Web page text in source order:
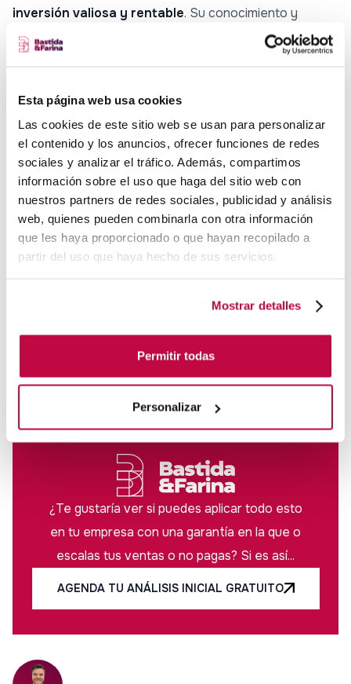
Esta página web usa cookies
Las cookies de este sitio web se usan para personalizar
el contenido y los anuncios, ofrecer funciones de redes
sociales y analizar el tráfico. Además, compartimos
información sobre el uso que haga del sitio web con
nuestros partners de redes sociales, publicidad y análisis
web, quienes pueden combinarla con otra información
que les haya proporcionado o que hayan recopilado a
partir del uso que haya hecho de sus servicios.
Mostrar detalles
Permitir todas
Personalizar
inversión valiosa y rentable. Su conocimiento y
experiencia te permitirán mejorar tu presencia en la
plataforma, generar oportunidades laborales y de
subestimes el poder de LinkedIn en el mundo laboral
actual y considera la contratación de un experto para
maximizar tus resultados.
No pierdas la oportunidad de potenciar tu presencia en
LinkedIn y dar un impulso significativo a tu carrera
profesional o negocio.
experto en LinkedIn puede ayudarte, no dudes en
Bastida & Farina es tuagencia de generación de
leads. ¡No dudes en contactarnos para analizar la mejor
estrategia de marketing para tu negocio!
¿Te gustaría ver si puedes aplicar todo esto
en tu empresa con una garantía en la que o
escalas tus ventas o no pagas? Si es así...
AGENDA TU ANÁLISIS INICIAL GRATUITO